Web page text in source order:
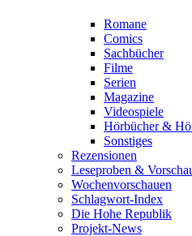
Romane
Comics
Sachbücher
Filme
Serien
Magazine
Videospiele
Hörbücher &
Sonstiges
Rezensionen
Leseproben &
Wochenvorschauen
Schlagwort-Index
Die Hohe Republik
Projekt-News